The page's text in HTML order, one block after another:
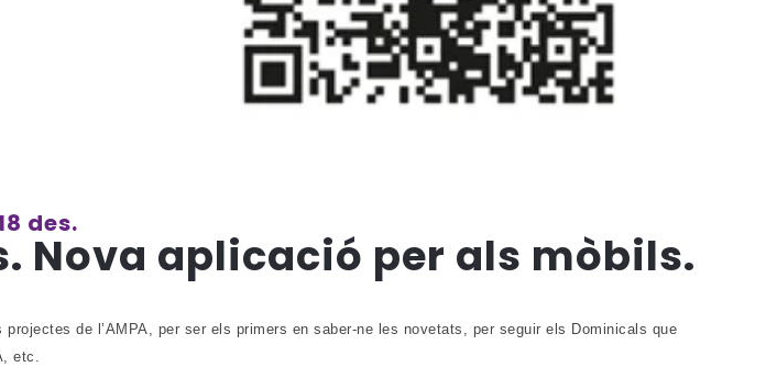
des.
Nova aplicació per als mòbils.
de l’AMPA, per ser els primers en saber-ne les novetats, per seguir els Dominicals que
etc.